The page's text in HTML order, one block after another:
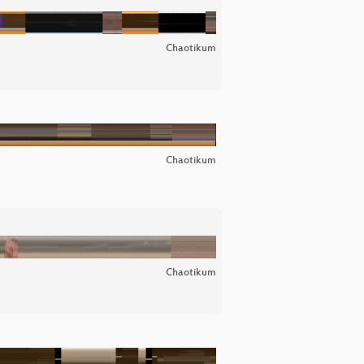
Chaotikum
Chaotikum
Chaotikum